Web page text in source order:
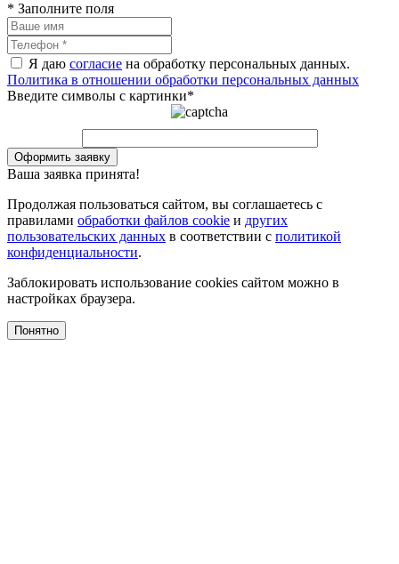
* Заполните поля
Я даю согласие на обработку персональных данных.
Политика в отношении обработки персональных данных
Введите символы с картинки*
Оформить заявку
Ваша заявка принята!
Продолжая пользоваться сайтом, вы соглашаетесь с
правилами обработки файлов cookie и других
пользовательских данных в соответствии с политикой
конфиденциальности.
Заблокировать использование cookies сайтом можно в
настройках браузера.
Понятно